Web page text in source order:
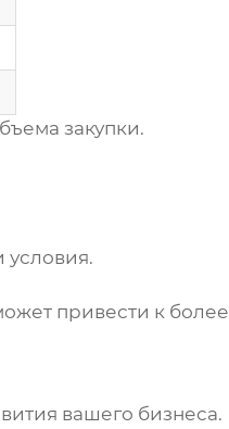
закупки.
условия.
привести к более
вашего бизнеса.